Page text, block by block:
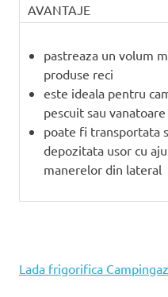
AVANTAJE
pastreaza un volum
produse reci
este ideala pentru
pescuit sau vanatoare
poate fi transportata
depozitata usor cu
manerelor din lateral
Lada frigorifica